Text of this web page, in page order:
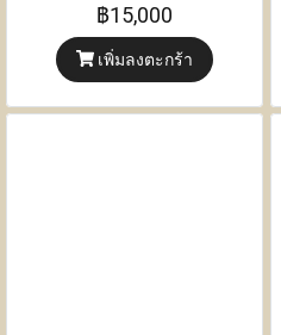
ความหนา 9 เซนติเมตร x ความสูง
29.50 เซนติเมตร
฿15,000
เพิ่มลงตะกร้า